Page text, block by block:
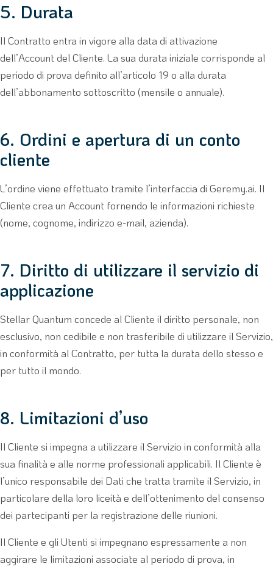
5. Durata
Il Contratto entra in vigore alla data di attivazione
dell’Account del Cliente. La sua durata iniziale corrisponde al
periodo di prova definito all’articolo 19 o alla durata
dell’abbonamento sottoscritto (mensile o annuale).
6. Ordini e apertura di un conto
cliente
L’ordine viene effettuato tramite l’interfaccia di Geremy.ai. Il
Cliente crea un Account fornendo le informazioni richieste
(nome, cognome, indirizzo e-mail, azienda).
7. Diritto di utilizzare il servizio di
applicazione
Stellar Quantum concede al Cliente il diritto personale, non
esclusivo, non cedibile e non trasferibile di utilizzare il Servizio,
in conformità al Contratto, per tutta la durata dello stesso e
per tutto il mondo.
8. Limitazioni d’uso
Il Cliente si impegna a utilizzare il Servizio in conformità alla
sua finalità e alle norme professionali applicabili. Il Cliente è
l’unico responsabile dei Dati che tratta tramite il Servizio, in
particolare della loro liceità e dell’ottenimento del consenso
dei partecipanti per la registrazione delle riunioni.
Il Cliente e gli Utenti si impegnano espressamente a non
aggirare le limitazioni associate al periodo di prova, in